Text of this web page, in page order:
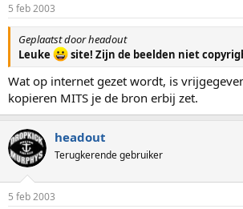
5 feb 2003
Geplaatst door headout
Leuke
site! Zijn de beelden niet
Wat op internet gezet wordt, is
kopieren MITS je de bron erbij zet.
headout
Terugkerende gebruiker
5 feb 2003